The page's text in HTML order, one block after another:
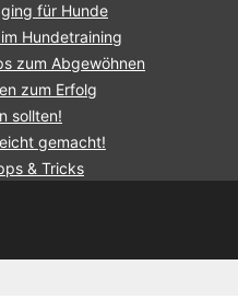
für Hunde
Hundetraining
zum Abgewöhnen
zum Erfolg
sollten!
gemacht!
& Tricks